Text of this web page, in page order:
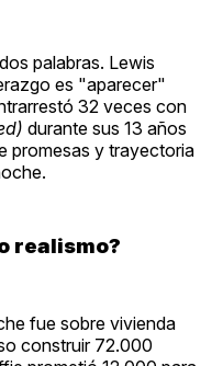
palabras. Lewis
es "aparecer"
32 veces con
durante sus 13 años
promesas y trayectoria
realismo?
fue sobre vivienda
construir 72.000